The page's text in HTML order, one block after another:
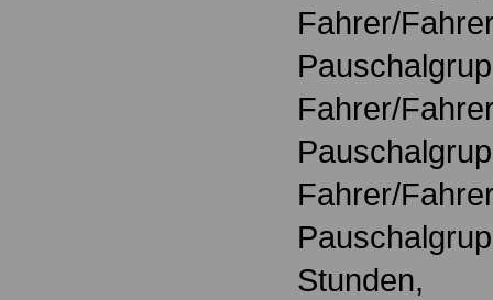
Fahrer/
Fahrer/
Fahrer/
Stunden,